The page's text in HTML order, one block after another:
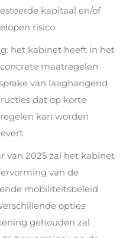
kapitaal en/of
risico.
: het kabinet heeft in het
maatregelen
van laaghangend
dat op korte
kan worden
van 2025 zal het kabinet
van de
mobiliteitsbeleid
opties
gehouden zal